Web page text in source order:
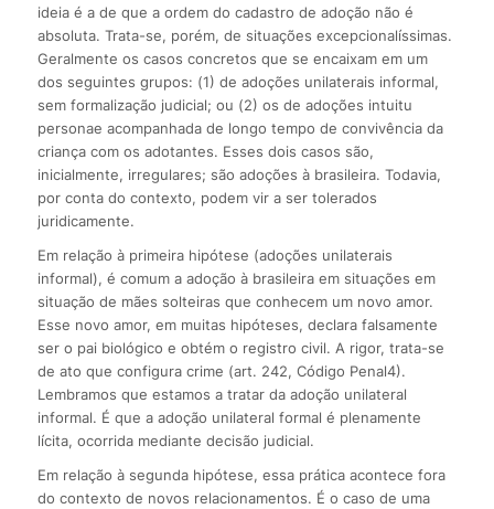
ideia é a de que a ordem do cadastro de adoção não é
absoluta. Trata-se, porém, de situações excepcionalíssimas.
Geralmente os casos concretos que se encaixam em um
dos seguintes grupos: (1) de adoções unilaterais informal,
sem formalização judicial; ou (2) os de adoções intuitu
personae acompanhada de longo tempo de convivência da
criança com os adotantes. Esses dois casos são,
inicialmente, irregulares; são adoções à brasileira. Todavia,
por conta do contexto, podem vir a ser tolerados
juridicamente.
Em relação à primeira hipótese (adoções unilaterais
informal), é comum a adoção à brasileira em situações em
situação de mães solteiras que conhecem um novo amor.
Esse novo amor, em muitas hipóteses, declara falsamente
ser o pai biológico e obtém o registro civil. A rigor, trata-se
de ato que configura crime (art. 242, Código Penal4).
Lembramos que estamos a tratar da adoção unilateral
informal. É que a adoção unilateral formal é plenamente
lícita, ocorrida mediante decisão judicial.
Em relação à segunda hipótese, essa prática acontece fora
do contexto de novos relacionamentos. É o caso de uma